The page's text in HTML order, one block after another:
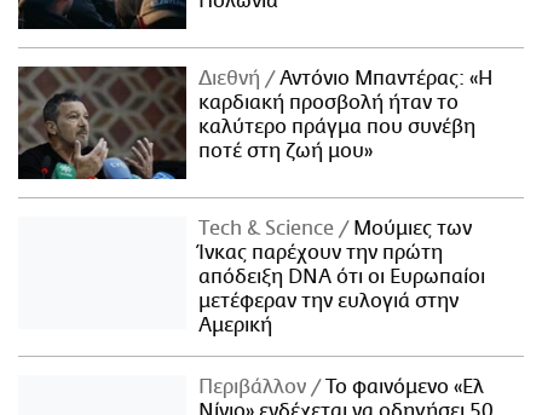
Διεθνή
Αντόνιο Μπαντέρας: «Η
καρδιακή προσβολή ήταν το
καλύτερο πράγμα που συνέβη
ποτέ στη ζωή μου»
Τech & Science
Μούμιες των
Ίνκας παρέχουν την πρώτη
απόδειξη DNA ότι οι Ευρωπαίοι
μετέφεραν την ευλογιά στην
Αμερική
Περιβάλλον
Το φαινόμενο «Ελ